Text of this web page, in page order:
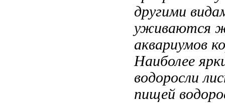
другими
уживаются
аквариумов
Наиболее
водоросли
пищей